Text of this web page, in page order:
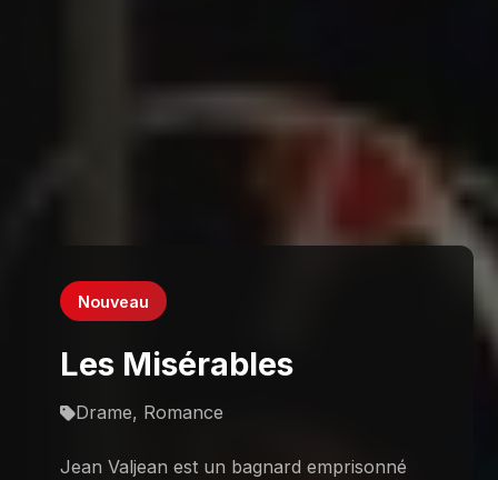
Nouveau
Les Misérables
Drame, Romance
Jean Valjean est un bagnard emprisonné